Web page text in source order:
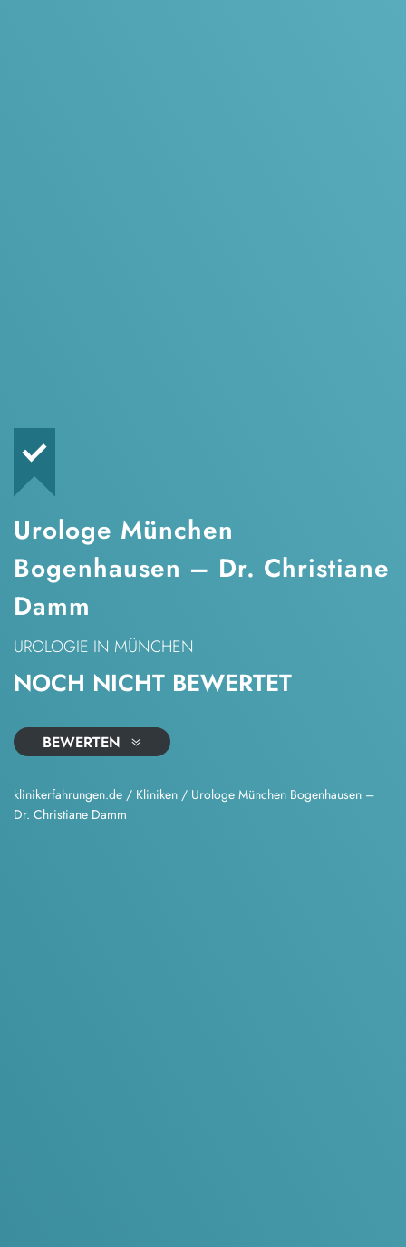
Urologe München
Bogenhausen – Dr. Christiane
Damm
UROLOGIE IN MÜNCHEN
NOCH NICHT BEWERTET
BEWERTEN
klinikerfahrungen.de / Kliniken / Urologe München Bogenhausen –
Dr. Christiane Damm